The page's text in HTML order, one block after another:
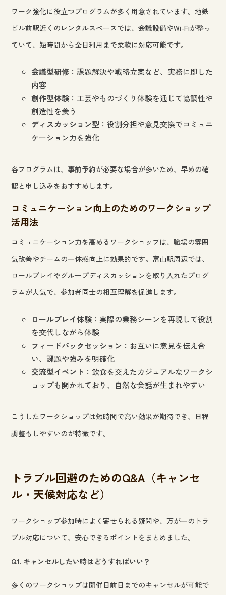
ワーク強化に役立つプログラムが多く用意されています。地鉄
ビル前駅近くのレンタルスペースでは、会議設備やWi-Fiが整っ
ていて、短時間から全日利用まで柔軟に対応可能です。
会議型研修 ：課題解決や戦略立案など、実務に即した
内容
創作型体験 ：工芸やものづくり体験を通じて協調性や
創造性を養う
ディスカッション型 ：役割分担や意見交換でコミュニ
ケーション力を強化
各プログラムは、事前予約が必要な場合が多いため、早めの確
認と申し込みをおすすめします。
コミュニケーション向上のためのワークショップ
活用法
コミュニケーション力を高めるワークショップは、職場の雰囲
気改善やチームの一体感向上に効果的です。富山駅周辺では、
ロールプレイやグループディスカッションを取り入れたプログ
ラムが人気で、参加者同士の相互理解を促進します。
ロールプレイ体験 ：実際の業務シーンを再現して役割
を交代しながら体験
フィードバックセッション ：お互いに意見を伝え合
い、課題や強みを明確化
交流型イベント ：飲食を交えたカジュアルなワークシ
ョップも開かれており、自然な会話が生まれやすい
こうしたワークショップは短時間で高い効果が期待でき、日程
調整もしやすいのが特徴です。
トラブル回避のためのQ&A（キャンセ
ル・天候対応など）
ワークショップ参加時によく寄せられる疑問や、万が一のトラ
ブル対応について、安心できるポイントをまとめました。
Q1. キャンセルしたい時はどうすればいい？
多くのワークショップは開催日前日までのキャンセルが可能で